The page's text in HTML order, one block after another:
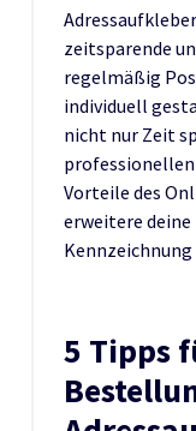
zeitsparende
regelmäßig
individuell
nicht nur Zeit
Vorteile des
erweitere
Kennzeichnung
5 Tipps